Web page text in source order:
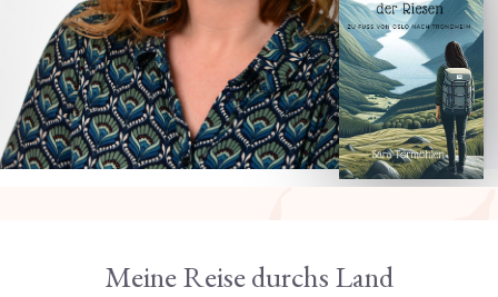
Meine Reise durchs Land